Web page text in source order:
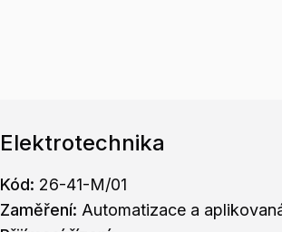
Elektrotechnika
Kód: 26-41-M/01
Zaměření: Automatizace a